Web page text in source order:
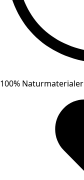
100% Naturmaterialer